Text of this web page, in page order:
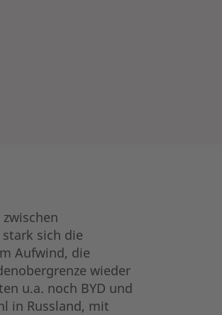
sich die
Aufwind, die
wieder
u.a. noch BYD und
in Russland, mit